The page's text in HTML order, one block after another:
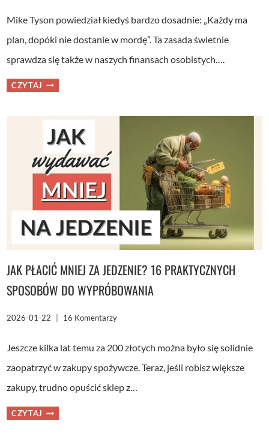
Mike Tyson powiedział kiedyś bardzo dosadnie: „Każdy ma
plan, dopóki nie dostanie w mordę”. Ta zasada świetnie
sprawdza się także w naszych finansach osobistych….
CZYTAJ ILE
OSZCZĘDNOŚCI
SYTUACJI
WSZYSTKO
O
PODUSZCE
BEZPIECZEŃSTWA
JAK PŁACIĆ MNIEJ ZA JEDZENIE? 16 PRAKTYCZNYCH
SPOSOBÓW DO WYPRÓBOWANIA
2026-01-22 16 Komentarzy
Jeszcze kilka lat temu za 200 złotych można było się solidnie
zaopatrzyć w zakupy spożywcze. Teraz, jeśli robisz większe
zakupy, trudno opuścić sklep z…
CZYTAJ JAK
PŁACIĆ